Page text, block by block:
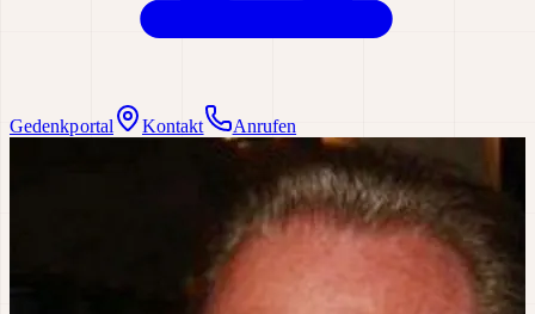
Gedenkportal Kontakt Anrufen